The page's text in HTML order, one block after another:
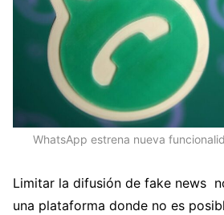
WhatsApp estrena nueva
Limitar la difusión de fake news
una plataforma donde no es